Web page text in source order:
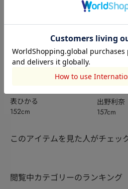
表ひかる
152cm
出野利奈
157cm
このアイテムを見た人がチェッ
閲覧中カテゴリーのランキング